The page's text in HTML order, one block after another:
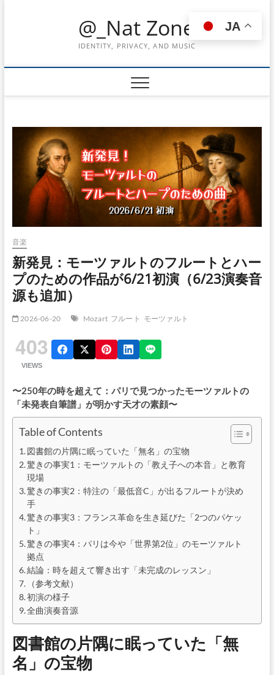
@_Nat Zone
IDENTITY, PRIVACY, AND MUSIC
音楽
新発見：モーツァルトのフルートとハー
プのための作品が6/21初演（6/23演奏音
源も追加）
2026-06-20 Mozart フルート モーツァルト
403
VIEWS
〜250年の時を超えて：パリで見つかったモーツァルトの
「未発表自筆譜」が明かす天才の素顔〜
Table of Contents
図書館の片隅に眠っていた「無名」の宝物
驚きの事実1：モーツァルトの「教え子への本音」と教育
現場
驚きの事実2：特注の「最低音C」が出るフルートが決め
手
驚きの事実3：フランス革命を生き延びた「2つのパケッ
ト」
驚きの事実4：パリは今や「世界第2位」のモーツァルト
拠点
結論：時を超えて響き出す「未完成のレッスン」
（参考文献）
初演の様子
全曲演奏音源
図書館の片隅に眠っていた「無
名」の宝物
JA